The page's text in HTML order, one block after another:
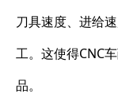
刀具速度、进给
工。这使得CNC
品。